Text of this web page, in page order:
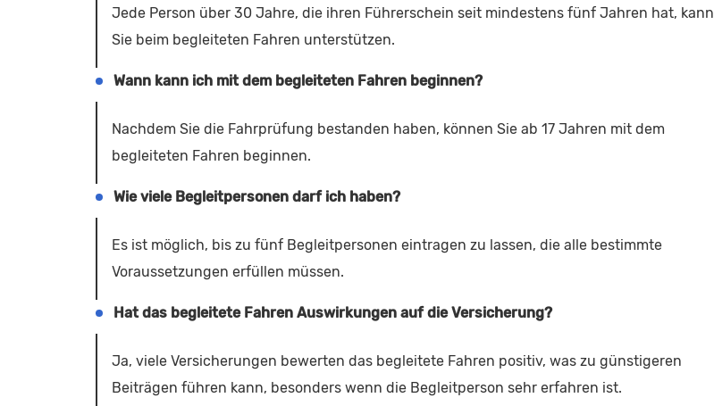
Jede Person über 30 Jahre, die ihren Führerschein seit mindestens fünf Jahren hat, kann
Sie beim begleiteten Fahren unterstützen.
Wann kann ich mit dem begleiteten Fahren beginnen?
Nachdem Sie die Fahrprüfung bestanden haben, können Sie ab 17 Jahren mit dem
begleiteten Fahren beginnen.
Wie viele Begleitpersonen darf ich haben?
Es ist möglich, bis zu fünf Begleitpersonen eintragen zu lassen, die alle bestimmte
Voraussetzungen erfüllen müssen.
Hat das begleitete Fahren Auswirkungen auf die Versicherung?
Ja, viele Versicherungen bewerten das begleitete Fahren positiv, was zu günstigeren
Beiträgen führen kann, besonders wenn die Begleitperson sehr erfahren ist.